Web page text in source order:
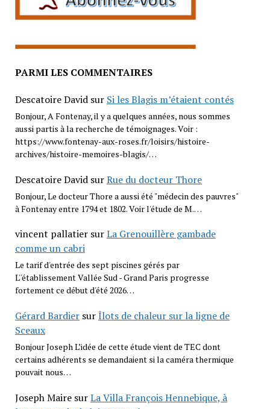
PARMI LES COMMENTAIRES
Descatoire Davidsur Si les Blagis m’étaient contés
Bonjour, A Fontenay, il y a quelques années, nous sommes
aussi partis à la recherche de témoignages. Voir :
https://www.fontenay-aux-roses.fr/loisirs/histoire-
archives/histoire-memoires-blagis/…
Descatoire DavidsurRue du docteur Thore
Bonjour, Le docteur Thore a aussi été "médecin des pauvres"
à Fontenay entre 1794 et 1802. Voir l'étude de M.…
vincent pallatiersurLa Grenouillère gambade
comme un cabri
Le tarif d'entrée des sept piscines gérés par
L''établissement Vallée Sud - Grand Paris progresse
fortement ce début d'été 2026…
Gérard BardiersurÎlots de chaleur sur la ligne de
Sceaux
Bonjour Joseph L’idée de cette étude vient de TEC dont
certains adhérents se demandaient si la caméra thermique
pouvait nous…
Joseph MairesurLa Villa François Hennebique, à